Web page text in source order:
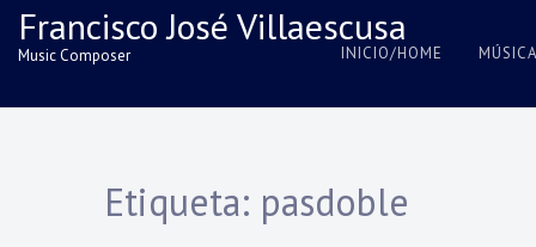
SkipFrancisco José Villaescusa
Music Composer INICIO/HOME
Etiqueta: pasdoble